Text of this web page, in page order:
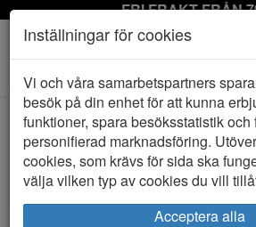
FRI FRAKT FRÅN
Toggle
navigation
HEM VANS
Inställningar för cookies
Vi och våra samarbetspartners
besök på din enhet för att kunna
funktioner, spara besöksstatistik
personifierad marknadsföring.
cookies, som krävs för sida ska
välja vilken typ av cookies du vill
Acceptera alla